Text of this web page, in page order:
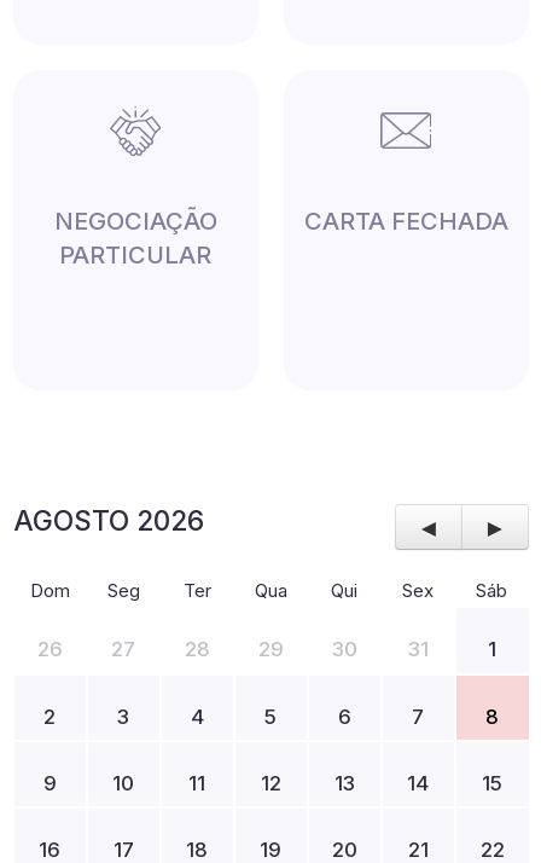
NEGOCIAÇÃO
PARTICULAR
CARTA FECHADA
AGOSTO 2026 ◄ ►
Dom Seg Ter Qua Qui Sex Sáb
26 27 28 29 30 31 1
2 3 4 5 6 7 8
9 10 11 12 13 14 15
16 17 18 19 20 21 22